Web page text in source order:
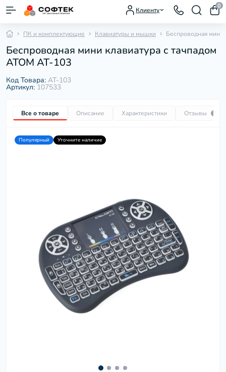
Клиенту
0
ПК и комплектующие Клавиатуры и мышки Беспроводная мини
Беспроводная мини клавиатура с тачпадом
ATOM AT-103
Код Товара: AT-103
Артикул: 107533
Все о товаре Описание Характеристики Отзывы 1
Популярный Уточните наличие